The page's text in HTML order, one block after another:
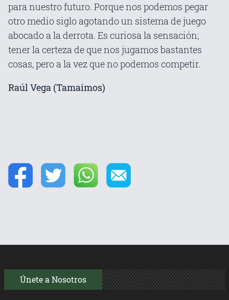
para nuestro futuro. Porque nos podemos pegar
otro medio siglo agotando un sistema de juego
abocado a la derrota. Es curiosa la sensación;
tener la certeza de que nos jugamos bastantes
cosas, pero a la vez que no podemos competir.
Raúl Vega (Tamaimos)
Únete a Nosotros